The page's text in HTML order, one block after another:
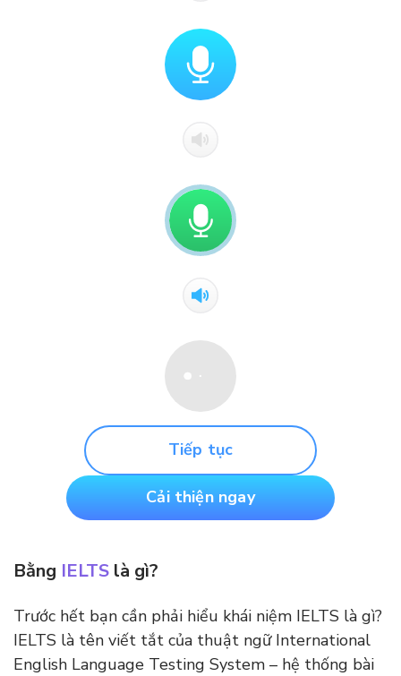
Tiếp tục
Cải thiện ngay
Bằng IELTS là gì?
Trước hết bạn cần phải hiểu khái niệm IELTS là gì?
IELTS là tên viết tắt của thuật ngữ International
English Language Testing System – hệ thống bài